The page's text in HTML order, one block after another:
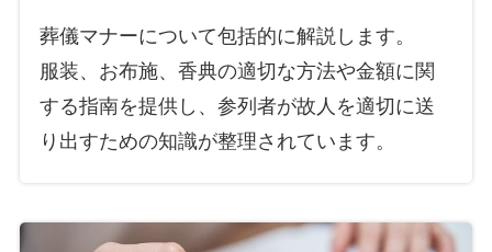
葬儀マナーについて包括的に解説します。
服装、お布施、香典の適切な方法や金額に関
する指南を提供し、参列者が故人を適切に送
り出すための知識が整理されています。